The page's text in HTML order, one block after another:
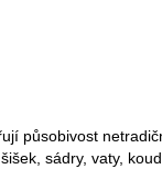
působivost
sádry, vaty,